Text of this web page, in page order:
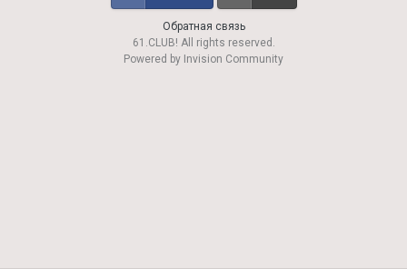
Обратная связь
61.CLUB! All rights reserved.
Powered by Invision Community